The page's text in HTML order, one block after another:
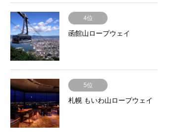
4位
函館山ロープウェイ
5位
札幌 もいわ山ロープウェイ